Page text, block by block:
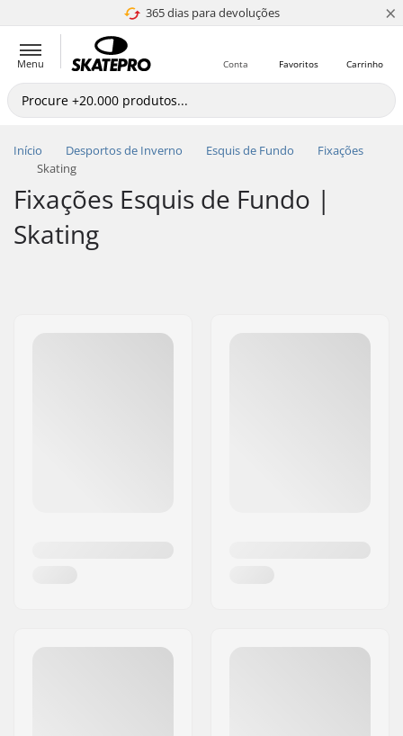
365 dias para devoluções
4.8 de 5 ×
Menu Carrinho
Favoritos
Conta
Início Desportos de Inverno Esquis de Fundo
Fixações
Skating
Fixações Esquis de Fundo |
Skating